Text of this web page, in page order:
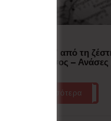
“Έλιωσε” από τη
Χερσόνησος –
Περισσότερα